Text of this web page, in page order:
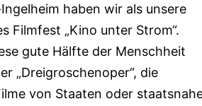
haben wir als unsere
Filmfest „Kino unter Strom“.
gute Hälfte der Menschheit
„Dreigroschenoper“, die
von Staaten oder